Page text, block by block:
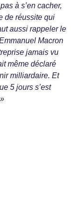
à s’en cacher,
de réussite qui
aussi rappeler le
Macron
jamais vu
même déclaré
milliardaire. Et
5 jours s’est